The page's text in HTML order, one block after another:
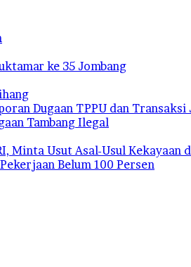
ke 35 Jombang
Dugaan TPPU dan Transaksi
Tambang Ilegal
Minta Usut Asal-Usul Kekayaan
Belum 100 Persen